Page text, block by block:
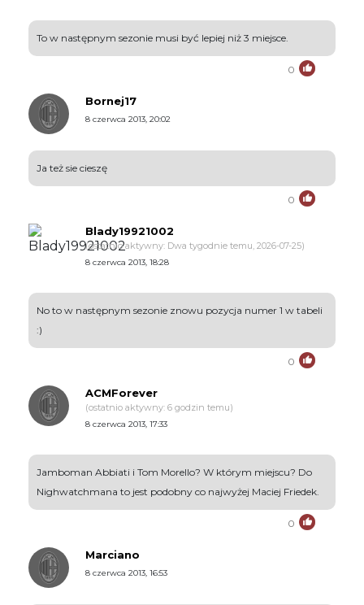
To w następnym sezonie musi być lepiej niż 3 miejsce.
0
Bornej17
8 czerwca 2013, 20:02
Ja też sie cieszę
0
Blady19921002
(ostatnio aktywny: Dwa tygodnie temu, 2026-07-25)
8 czerwca 2013, 18:28
No to w następnym sezonie znowu pozycja numer 1 w tabeli
:)
0
ACMForever
(ostatnio aktywny: 6 godzin temu)
8 czerwca 2013, 17:33
Jamboman Abbiati i Tom Morello? W którym miejscu? Do
Nighwatchmana to jest podobny co najwyżej Maciej Friedek.
0
Marciano
8 czerwca 2013, 16:53